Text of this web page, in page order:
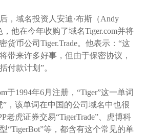
，域名投资人安迪 ·布斯（Andy
他在今年收购了域名Tiger.com并将
货币公司Tiger.Trade。他表示：“这
带来许多好事，但由于保密协议，
付款计划”。
于1994年6月注册，“Tiger”这一单词
，该单词在中国的公司域名中也很
老虎证券交易“TigerTrade”、虎博科
“TigerBot”等，都含有这个常见的单